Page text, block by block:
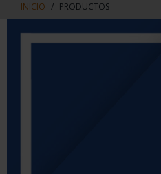
INICIO PRODUCTOS